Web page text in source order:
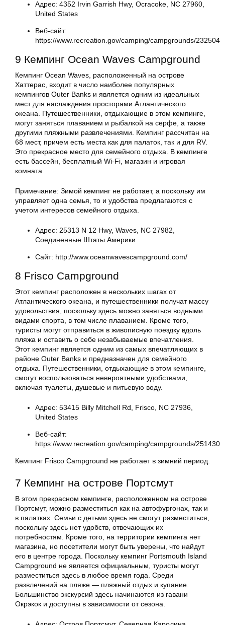
Адрес: 4352 Irvin Garrish Hwy, Ocracoke, NC 27960,
United States
Веб-сайт:
https://www.recreation.gov/camping/campgrounds/232504
9 Кемпинг Ocean Waves Campground
Кемпинг Ocean Waves, расположенный на острове
Хаттерас, входит в число наиболее популярных
кемпингов Outer Banks и является одним из идеальных
мест для наслаждения просторами Атлантического
океана. Путешественники, отдыхающие в этом кемпинге,
могут заняться плаванием и рыбалкой на серфе, а также
другими пляжными развлечениями. Кемпинг рассчитан на
68 мест, причем есть места как для палаток, так и для RV.
Это прекрасное место для семейного отдыха. В кемпинге
есть бассейн, бесплатный Wi-Fi, магазин и игровая
комната.
Примечание: Зимой кемпинг не работает, а поскольку им
управляет одна семья, то и удобства предлагаются с
учетом интересов семейного отдыха.
Адрес: 25313 N 12 Hwy, Waves, NC 27982,
Соединенные Штаты Америки
Сайт: http://www.oceanwavescampground.com/
8 Frisco Campground
Этот кемпинг расположен в нескольких шагах от
Атлантического океана, и путешественники получат массу
удовольствия, поскольку здесь можно заняться водными
видами спорта, в том числе плаванием. Кроме того,
туристы могут отправиться в живописную поездку вдоль
пляжа и оставить о себе незабываемые впечатления.
Этот кемпинг является одним из самых впечатляющих в
районе Outer Banks и предназначен для семейного
отдыха. Путешественники, отдыхающие в этом кемпинге,
смогут воспользоваться невероятными удобствами,
включая туалеты, душевые и питьевую воду.
Адрес: 53415 Billy Mitchell Rd, Frisco, NC 27936,
United States
Веб-сайт:
https://www.recreation.gov/camping/campgrounds/251430
Кемпинг Frisco Campground не работает в зимний период.
7 Кемпинг на острове Портсмут
В этом прекрасном кемпинге, расположенном на острове
Портсмут, можно разместиться как на автофургонах, так и
в палатках. Семьи с детьми здесь не смогут разместиться,
поскольку здесь нет удобств, отвечающих их
потребностям. Кроме того, на территории кемпинга нет
магазина, но посетители могут быть уверены, что найдут
его в центре города. Поскольку кемпинг Portsmouth Island
Campground не является официальным, туристы могут
разместиться здесь в любое время года. Среди
развлечений на пляже — пляжный отдых и купание.
Большинство экскурсий здесь начинаются из гавани
Окрэкок и доступны в зависимости от сезона.